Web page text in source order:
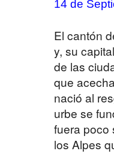
14 de
El cantón
y, su
de las
que
nació al
urbe se
fuera poco
los Alpes